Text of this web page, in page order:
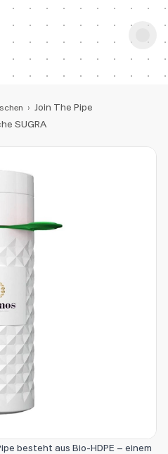
› Join The Pipe
SUGRA
besteht aus Bio-HDPE – einem